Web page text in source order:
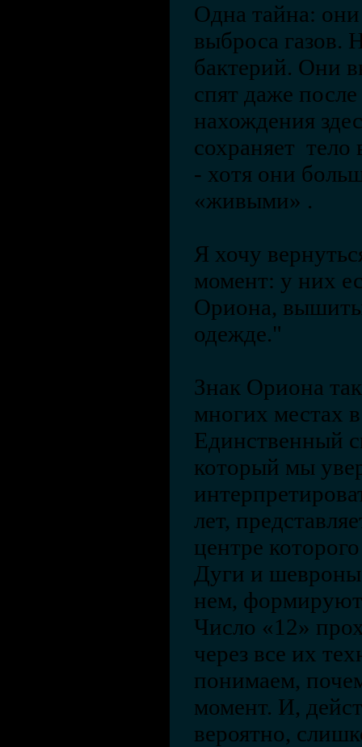
Одна тайна:
выброса газов.
бактерий. Они
спят даже
нахождения
сохраняет тело
- хотя они
«живыми» .
Я хочу
момент: у них
Ориона,
одежде."
Знак Ориона
многих местах
Единственный
который мы
лет,
центре
Дуги и
нем,
Число «12»
через все их
понимаем,
момент. И,
вероятно,